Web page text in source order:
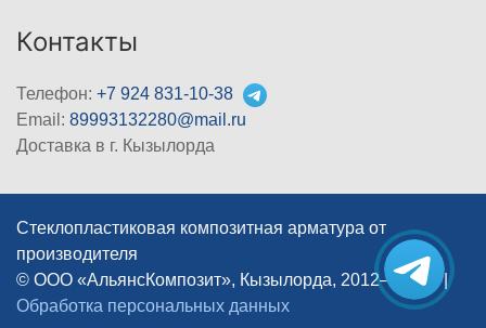
Контакты
Телефон: +7 924 831-10-38
Email: 89993132280@mail.ru
Доставка в г. Кызылорда
Стеклопластиковая композитная арматура от
производителя
© ООО «АльянсКомпозит», Кызылорда, 2012–2026
|
Обработка персональных данных